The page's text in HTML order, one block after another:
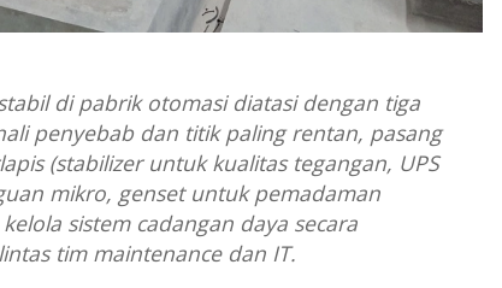
di pabrik otomasi diatasi dengan tiga
penyebab dan titik paling rentan, pasang
(stabilizer untuk kualitas tegangan, UPS
mikro, genset untuk pemadaman
sistem cadangan daya secara
tim maintenance dan IT.